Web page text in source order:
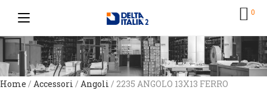
0
Home / Accessori / Angoli / 2235 ANGOLO 13X13 FERRO